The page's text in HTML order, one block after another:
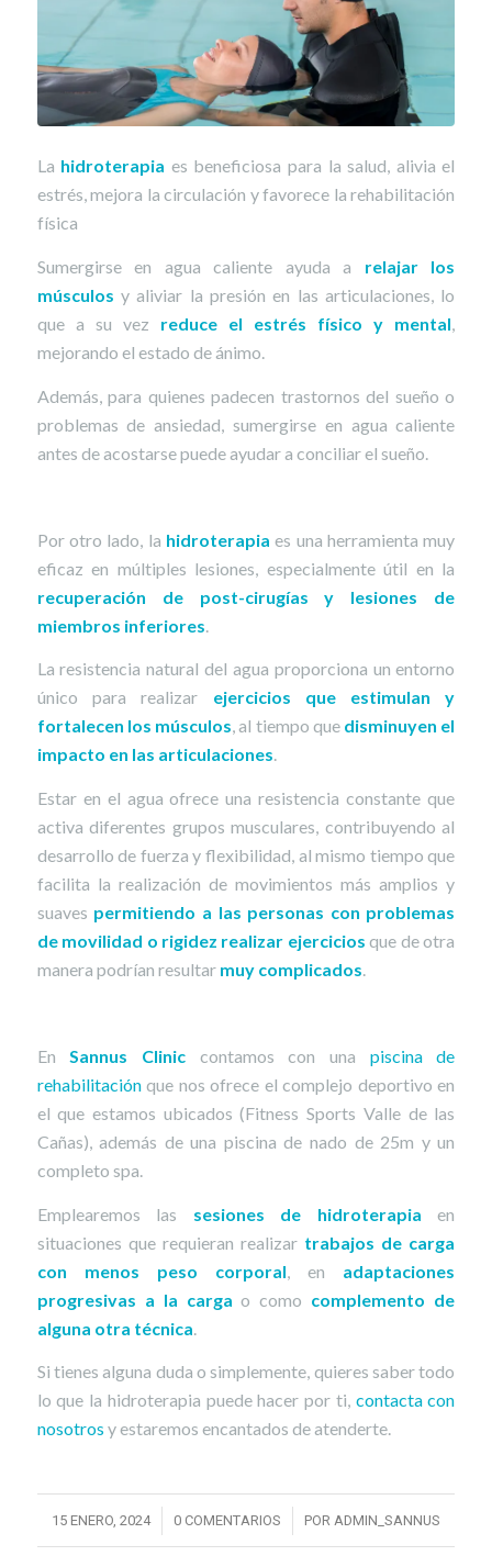
La hidroterapia es beneficiosa para la salud, alivia el
estrés, mejora la circulación y favorece la rehabilitación
física
Sumergirse en agua caliente ayuda a relajar los
músculos y aliviar la presión en las articulaciones, lo
que a su vez reduce el estrés físico y mental,
mejorando el estado de ánimo.
Además, para quienes padecen trastornos del sueño o
problemas de ansiedad, sumergirse en agua caliente
antes de acostarse puede ayudar a conciliar el sueño.
Por otro lado, la hidroterapia es una herramienta muy
eficaz en múltiples lesiones, especialmente útil en la
recuperación de post-cirugías y lesiones de
miembros inferiores
La resistencia natural del agua proporciona un entorno
único para realizar ejercicios que estimulan y
fortalecen los músculos, al tiempo que disminuyen el
impacto en las articulaciones.
Estar en el agua ofrece una resistencia constante que
activa diferentes grupos musculares, contribuyendo al
desarrollo de fuerza y flexibilidad, al mismo tiempo que
facilita la realización de movimientos más amplios y
suaves permitiendo a las personas con problemas
de movilidad o rigidez realizar ejercicios que de otra
manera podrían resultar muy complicados.
EnSannus Cliniccontamos con una piscina de
rehabilitaciónque nos ofrece el complejo deportivo en
el que estamos ubicados (Fitness Sports Valle de las
Cañas), además de una piscina de nado de 25m y un
completo spa.
Emplearemos las sesiones de hidroterapia en
situaciones que requieran realizar trabajos de carga
con menos peso corporal , en adaptaciones
progresivas a la cargao como complemento de
alguna otra técnica
Si tienes alguna duda o simplemente, quieres saber todo
lo que la hidroterapia puede hacer por ti, contacta con
nosotros y estaremos encantados de atenderte.
15 ENERO, 2024
/ 0 COMENTARIOS
/ POR ADMIN_SANNUS